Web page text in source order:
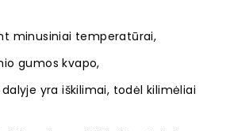
minusiniai temperatūrai,
gumos kvapo,
yra iškilimai, todėl kilimėliai